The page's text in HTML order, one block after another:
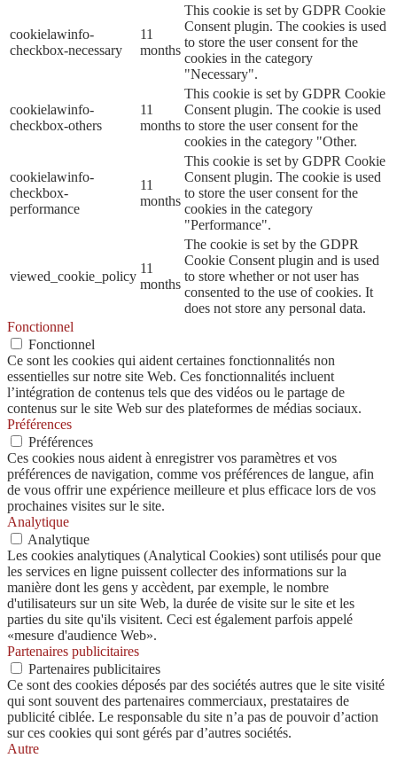
cookielawinfo-
checkbox-necessary
11
months
This cookie is set by GDPR Cookie
Consent plugin. The cookies is used
to store the user consent for the
cookies in the category
"Necessary".
cookielawinfo-
checkbox-others
11
months
This cookie is set by GDPR Cookie
Consent plugin. The cookie is used
to store the user consent for the
cookies in the category "Other.
cookielawinfo-
checkbox-
performance
11
months
This cookie is set by GDPR Cookie
Consent plugin. The cookie is used
to store the user consent for the
cookies in the category
"Performance".
viewed_cookie_policy
11
months
The cookie is set by the GDPR
Cookie Consent plugin and is used
to store whether or not user has
consented to the use of cookies. It
does not store any personal data.
Fonctionnel
Fonctionnel
Ce sont les cookies qui aident certaines fonctionnalités non
essentielles sur notre site Web. Ces fonctionnalités incluent
l’intégration de contenus tels que des vidéos ou le partage de
contenus sur le site Web sur des plateformes de médias sociaux.
Préférences
Préférences
Ces cookies nous aident à enregistrer vos paramètres et vos
préférences de navigation, comme vos préférences de langue, afin
de vous offrir une expérience meilleure et plus efficace lors de vos
prochaines visites sur le site.
Analytique
Analytique
Les cookies analytiques (Analytical Cookies) sont utilisés pour que
les services en ligne puissent collecter des informations sur la
manière dont les gens y accèdent, par exemple, le nombre
d'utilisateurs sur un site Web, la durée de visite sur le site et les
parties du site qu'ils visitent. Ceci est également parfois appelé
«mesure d'audience Web».
Partenaires publicitaires
Partenaires publicitaires
Ce sont des cookies déposés par des sociétés autres que le site visité
qui sont souvent des partenaires commerciaux, prestataires de
publicité ciblée. Le responsable du site n’a pas de pouvoir d’action
sur ces cookies qui sont gérés par d’autres sociétés.
Autre